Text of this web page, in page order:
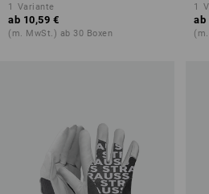
1 Variante
ab 10,59 €
(m. MwSt.) ab 30 Boxen
1
ab